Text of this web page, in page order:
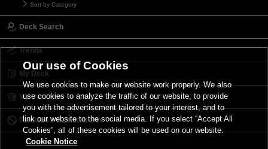
Sort by Category
Deck Search
Trends
My Deck
My Card List
Forbidden & Limited List
Our use of Cookies
We use cookies to make our website work properly. We also
use cookies to analyze the traffic of our website, to provide
you with the advertisement tailored to your interest, and to
link our website to the social media. If you select “Accept All
Cookies”, all of these cookies will be used on our website.
Cookie Notice